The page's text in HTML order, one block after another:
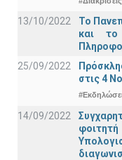
13/10/2022
Το
και
25/09/2022
στις 4
14/09/2022